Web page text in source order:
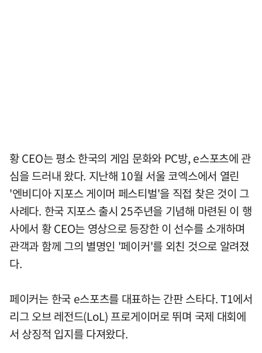
황 CEO는 평소 한국의 게임 문화와 PC방, e스포츠에 관
심을 드러내 왔다. 지난해 10월 서울 코엑스에서 열린
'엔비디아 지포스 게이머 페스티벌'을 직접 찾은 것이 그
사례다. 한국 지포스 출시 25주년을 기념해 마련된 이 행
사에서 황 CEO는 영상으로 등장한 이 선수를 소개하며
관객과 함께 그의 별명인 '페이커'를 외친 것으로 알려졌
다.
페이커는 한국 e스포츠를 대표하는 간판 스타다. T1에서
리그 오브 레전드(LoL) 프로게이머로 뛰며 국제 대회에
서 상징적 입지를 다져왔다.